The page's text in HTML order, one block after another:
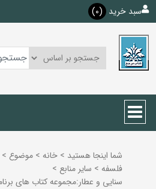
سبد خرید (0)
شما اینجا هستید > خانه > موضوع >
فلسفه > ساير منابع >
سنایی و عطار:مجموعه کتاب های